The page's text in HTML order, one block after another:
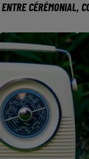
CÉRÉMONIAL,